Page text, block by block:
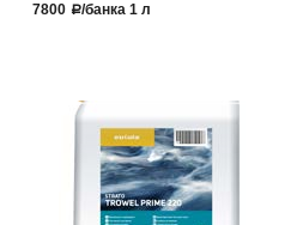
7800
a/банка 1 л